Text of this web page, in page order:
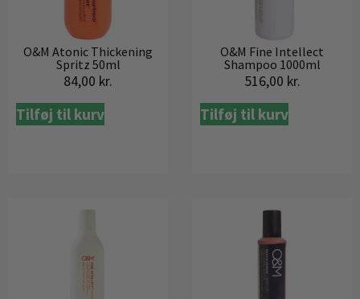
O&M Atonic Thickening
Spritz 50ml
84,00 kr.
Tilføj til kurv
O&M Fine Intellect
Shampoo 1000ml
516,00 kr.
Tilføj til kurv